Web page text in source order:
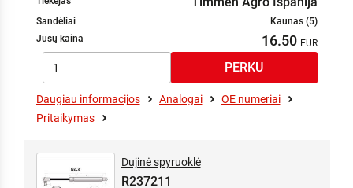
Sandėliai
Kaunas (5)
Jūsų kaina
16.50
Daugiau informacijos Analogai
OE numeriai
Pritaikymas
Dujinė spyruoklė
R237211